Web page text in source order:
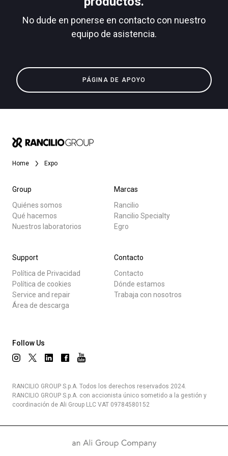
No dude en ponerse en contacto con nuestro
equipo de asistencia.
PÁGINA DE APOYO
Home Expo
Group
Quiénes somos
Qué hacemos
Nuestros laboratorios
Marcas
Rancilio
Rancilio Specialty
Egro
Support
Política de Privacidad
Política de cookies
Service and repair
Área de descarga
Contacto
Contacto
Dónde estamos
Trabaja con nosotros
Follow Us
RANCILIO GROUP S.p.A. Todos los derechos reservados 2024.
RANCILIO GROUP S.p.A. con accionista único sometido a la gestión y
coordinación de Ali Group LLC VAT 09784580152
Productos
Descargar